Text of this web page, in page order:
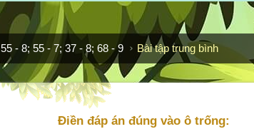
55 - 8; 55 - 7; 37 - 8; 68 - 9 Bài tập trung bình
Điền đáp án đúng vào ô trống: